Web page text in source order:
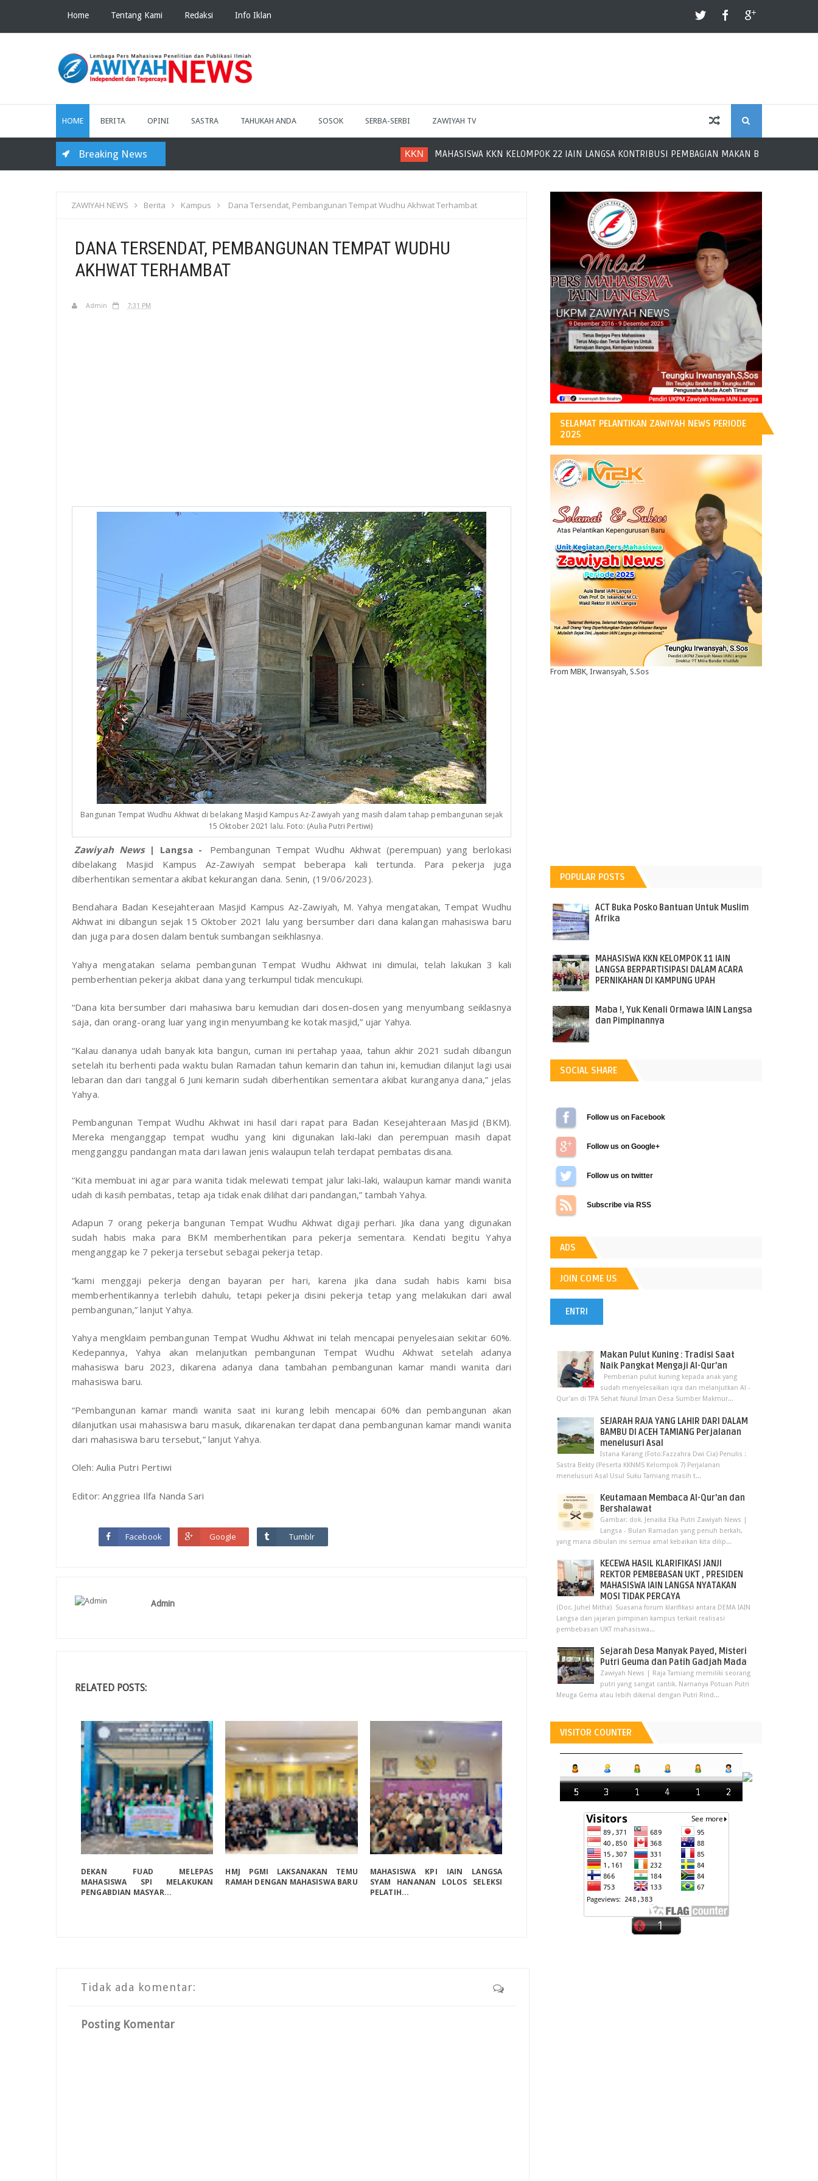
Home Tentang Kami Redaksi Info Iklan
HOME BERITA OPINI SASTRA TAHUKAH ANDA SOSOK SERBA-SERBI ZAWIYAH TV
E
R
C
H
Breaking News MAHASISWA KKN KELOMPOK 22 IAIN LANGSA KONTRIBUSI PEMBAGIAN MAKAN BERGIZI GRATIS
ZAWIYAH NEWS Berita Kampus Dana Tersendat, Pembangunan Tempat Wudhu Akhwat Terhambat
DANA TERSENDAT, PEMBANGUNAN TEMPAT WUDHU
AKHWAT TERHAMBAT
Admin 7:31 PM
Bangunan Tempat Wudhu Akhwat di belakang Masjid Kampus Az-Zawiyah yang masih dalam tahap pembangunan sejak
15 Oktober 2021 lalu. Foto: (Aulia Putri Pertiwi)
Zawiyah News | Langsa -
Pembangunan Tempat Wudhu Akhwat (perempuan) yang berlokasi
dibelakang Masjid Kampus Az-Zawiyah sempat beberapa kali tertunda. Para pekerja juga
diberhentikan sementara akibat kekurangan dana. Senin, (19/06/2023).
Bendahara Badan Kesejahteraan Masjid Kampus Az-Zawiyah, M. Yahya mengatakan, Tempat Wudhu
Akhwat ini dibangun sejak 15 Oktober 2021 lalu yang bersumber dari dana kalangan mahasiswa baru
dan juga para dosen dalam bentuk sumbangan seikhlasnya.
Yahya mengatakan selama pembangunan Tempat Wudhu Akhwat ini dimulai, telah lakukan 3 kali
pemberhentian pekerja akibat dana yang terkumpul tidak mencukupi.
“Dana kita bersumber dari mahasiwa baru kemudian dari dosen-dosen yang menyumbang seiklasnya
saja, dan orang-orang luar yang ingin menyumbang ke kotak masjid,” ujar Yahya.
“Kalau dananya udah banyak kita bangun, cuman ini pertahap yaaa, tahun akhir 2021 sudah dibangun
setelah itu berhenti pada waktu bulan Ramadan tahun kemarin dan tahun ini, kemudian dilanjut lagi usai
lebaran dan dari tanggal 6 Juni kemarin sudah diberhentikan sementara akibat kuranganya dana,” jelas
Yahya.
Pembangunan Tempat Wudhu Akhwat ini hasil dari rapat para Badan Kesejahteraan Masjid (BKM).
Mereka menganggap tempat wudhu yang kini digunakan laki-laki dan perempuan masih dapat
mengganggu pandangan mata dari lawan jenis walaupun telah terdapat pembatas disana.
“Kita membuat ini agar para wanita tidak melewati tempat jalur laki-laki, walaupun kamar mandi wanita
udah di kasih pembatas, tetap aja tidak enak dilihat dari pandangan,” tambah Yahya.
Adapun 7 orang pekerja bangunan Tempat Wudhu Akhwat digaji perhari. Jika dana yang digunakan
sudah habis maka para BKM memberhentikan para pekerja sementara. Kendati begitu Yahya
menganggap ke 7 pekerja tersebut sebagai pekerja tetap.
“kami menggaji pekerja dengan bayaran per hari, karena jika dana sudah habis kami bisa
memberhentikannya terlebih dahulu, tetapi pekerja disini pekerja tetap yang melakukan dari awal
pembangunan,” lanjut Yahya.
Yahya mengklaim pembangunan Tempat Wudhu Akhwat ini telah mencapai penyelesaian sekitar 60%.
Kedepannya, Yahya akan melanjutkan pembangunan Tempat Wudhu Akhwat setelah adanya
mahasiswa baru 2023, dikarena adanya dana tambahan pembangunan kamar mandi wanita dari
mahasiswa baru.
“Pembangunan kamar mandi wanita saat ini kurang lebih mencapai 60% dan pembangunan akan
dilanjutkan usai mahasiswa baru masuk, dikarenakan terdapat dana pembangunan kamar mandi wanita
dari mahasiswa baru tersebut,” lanjut Yahya.
Oleh: Aulia Putri Pertiwi
Editor: Anggriea Ilfa Nanda Sari
Facebook Google Tumblr
Admin
RELATED POSTS:
DEKAN FUAD MELEPAS
MAHASISWA SPI MELAKUKAN
PENGABDIAN MASYAR...
HMJ PGMI LAKSANAKAN TEMU
RAMAH DENGAN MAHASISWA BARU
MAHASISWA KPI IAIN LANGSA
SYAM HANANAN LOLOS SELEKSI
PELATIH...
Tidak ada komentar:
Posting Komentar
SELAMAT PELANTIKAN ZAWIYAH NEWS PERIODE
2025
From MBK, Irwansyah, S.Sos
POPULAR POSTS
ACT Buka Posko Bantuan Untuk Muslim
Afrika
MAHASISWA KKN KELOMPOK 11 IAIN
LANGSA BERPARTISIPASI DALAM ACARA
PERNIKAHAN DI KAMPUNG UPAH
Maba !, Yuk Kenali Ormawa IAIN Langsa
dan Pimpinannya
SOCIAL SHARE
Follow us on Facebook
Follow us on Google+
Follow us on Twitter
Subscribe via RSS
ADS
JOIN COME US
ENTRI
Makan Pulut Kuning : Tradisi Saat
Naik Pangkat Mengaji Al-Qur’an
Pemberian pulut kuning kepada anak yang
sudah menyelesaikan iqra dan melanjutkan Al -
Qur'an di TPA Sehat Nurul Iman Desa Sumber Makmur...
SEJARAH RAJA YANG LAHIR DARI DALAM
BAMBU DI ACEH TAMIANG Perjalanan
menelusuri Asal
Istana Karang (Foto:Fazzahra Dwi Cia) Penulis :
Sastra Bekty (Peserta KKNMS Kelompok 7) Perjalanan
menelusuri Asal Usul Suku Tamiang masih t...
Keutamaan Membaca Al-Qur'an dan
Bershalawat
Gambar: dok. Jenaika Eka Putri Zawiyah News |
Langsa - Bulan Ramadan yang penuh berkah,
yang mana dibulan ini semua amal kebaikan kita dilip...
KECEWA HASIL KLARIFIKASI JANJI
REKTOR PEMBEBASAN UKT , PRESIDEN
MAHASISWA IAIN LANGSA NYATAKAN
MOSI TIDAK PERCAYA
(Doc. Juhel Mitha) Suasana forum klarifikasi antara DEMA IAIN
Langsa dan jajaran pimpinan kampus terkait realisasi
pembebasan UKT mahasiswa...
Sejarah Desa Manyak Payed, Misteri
Putri Geuma dan Patih Gadjah Mada
Zawiyah News | Raja Tamiang memiliki seorang
putri yang sangat cantik. Namanya Potuan Putri
Meuga Gema atau lebih dikenal dengan Putri Rind...
VISITOR COUNTER